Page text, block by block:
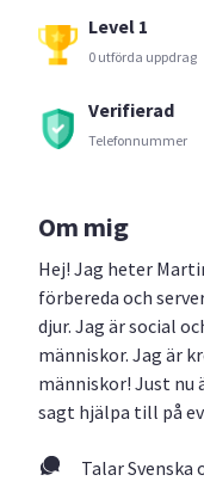
Level 1
0 utförda uppdrag
Verifierad
Telefonnummer
Om mig
Hej! Jag heter
förbereda och
djur. Jag är social
människor. Jag är
människor! Just nu
sagt hjälpa till på
Talar Svenska